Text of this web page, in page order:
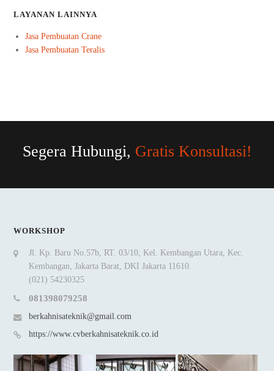
LAYANAN LAINNYA
Jasa Pembuatan Crane
Jasa Pembuatan Teralis
Segera Hubungi, Gratis Konsultasi!
WORKSHOP
Jl. Kp. Baru No.57b, RT. 03/10, Kel. Kembangan Utara, Kec.
Kembangan, Jakarta Barat, DKI Jakarta 11610.
(021) 54230325
081398079258
berkahnisateknik@gmail.com
https://www.cvberkahnisateknik.co.id